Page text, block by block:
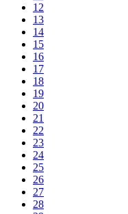
12
13
14
15
16
17
18
19
20
21
22
23
24
25
26
27
28